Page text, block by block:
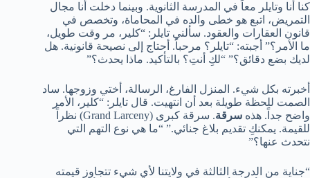
كنا أنا وتايلر معاً في المدرسة الثانوية. وبينما دخلت أنا مجال
التمريض، اتبع هو خطى والده في المحاماة، وتخصص في
قانون العقارات والعقود. سألني تايلر: “كلير، مر وقت طويل،
ما الأمر؟” أجبته: “تايلر؟ مرحباً. أحتاج إلى نصيحة قانونية. هل
لديك بضع دقائق؟” “لكِ أنتِ؟ بالتأكيد. ماذا يحدث؟”
أخبرته بكل شيء. المنزل الفارغ، الرسالة، أختي وزوجها. ساد
الصمت للحظة طويلة بعد أن انتهيت. قال تايلر: “كلير، الأمر
واضح جداً. هذه سرقة
. سرقة كبرى (Grand Larceny) نظراً
للقيمة. يمكنكِ تقديم بلاغ جنائي.” “ما هي نوع التهم التي
نتحدث عنها؟”
“جناية من الدرجة الثالثة في ولايتنا لأي شيء تتجاوز قيمته